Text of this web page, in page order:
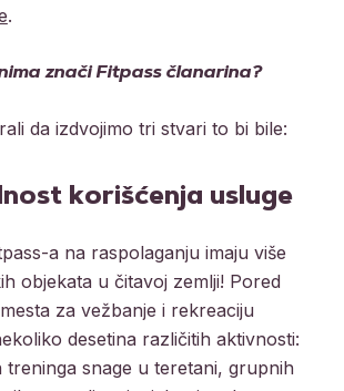
.
znači Fitpass članarina?
da izdvojimo tri stvari to bi bile:
korišćenja usluge
a na raspolaganju imaju više
objekata u čitavoj zemlji! Pored
za vežbanje i rekreaciju
desetina različitih aktivnosti:
treninga snage u teretani, grupnih